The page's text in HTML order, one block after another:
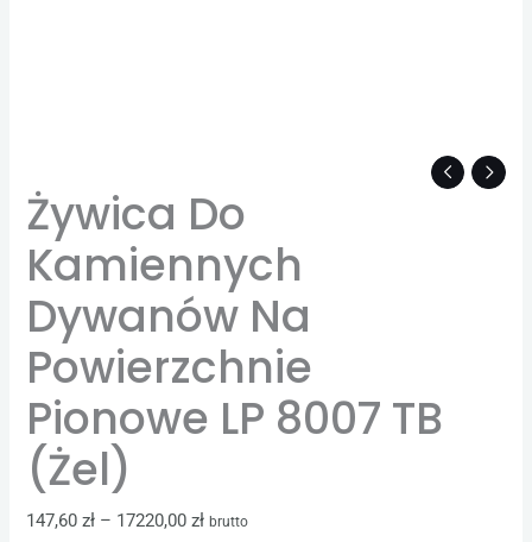
Żywica Do
Kamiennych
Dywanów Na
Powierzchnie
Pionowe LP 8007 TB
(Żel)
147,60zł – 17220,00zł brutto